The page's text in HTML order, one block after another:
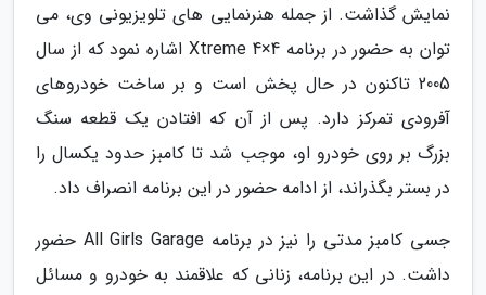
نمایش گذاشت. از جمله هنرنمایی های تلویزیونی وی، می
توان به حضور در برنامه Xtreme 4×4 اشاره نمود که از سال
2005 تاکنون در حال پخش است و بر ساخت خودروهای
آفرودی تمرکز دارد. پس از آن که افتادن یک قطعه سنگ
بزرگ بر روی خودرو او، موجب شد تا کامبز حدود یکسال را
در بستر بگذراند، از ادامه حضور در این برنامه انصراف داد.
جسی کامبز مدتی را نیز در برنامه All Girls Garage حضور
داشت. در این برنامه، زنانی که علاقمند به خودرو و مسائل